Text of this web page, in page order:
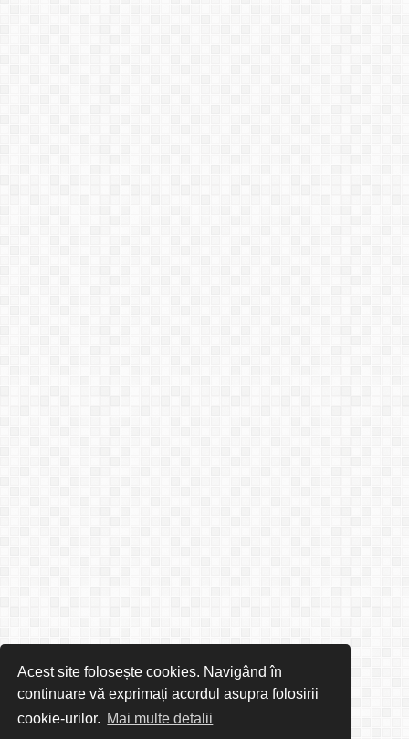
Acest site folosește cookies. Navigând în
continuare vă exprimați acordul asupra folosirii
cookie-urilor. Mai multe detalii